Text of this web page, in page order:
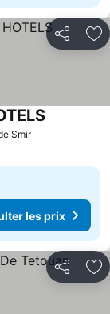
Partager
SmirConsulter
les prix
Partager